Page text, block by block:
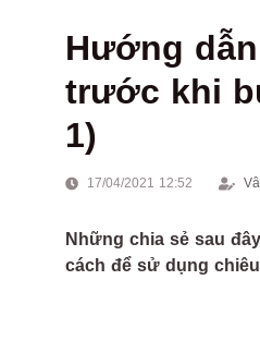
Hướng
trước khi
1)
17/04/2021 12:52
Những chia sẻ sau
cách để sử dụng